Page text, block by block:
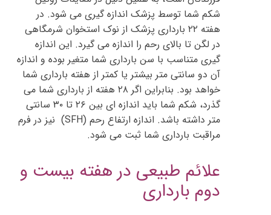
شکم شما توسط پزشک اندازه گیری می شود. در
هفته ۲۲ بارداری پزشک از نوک استخوان شرمگاهی
در لگن تا بالای رحم را اندازه می گیرد. این اندازه
گیری متناسب با سن بارداری شما متغیر بوده و اندازه
آن دو سانتی متر بیشتر یا کمتر از هفته بارداری شما
خواهد بود. بنابراین اگر ۲۸ هفته از بارداری شما می
گذرد، شکم شما باید اندازه ای بین ۲۶ تا ۳۰ سانتی
متر داشته باشد. اندازه ارتفاع رحم (SFH) نیز در فرم
مراقبت بارداری شما ثبت می شود.
علائم طبیعی در هفته بیست و
دوم بارداری